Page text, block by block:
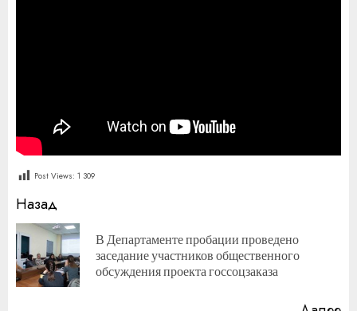
Post Views: 1 309
Продолжить
чтение
Назад
В Департаменте пробации проведено
заседание участников общественного
обсуждения проекта госсоцзаказа